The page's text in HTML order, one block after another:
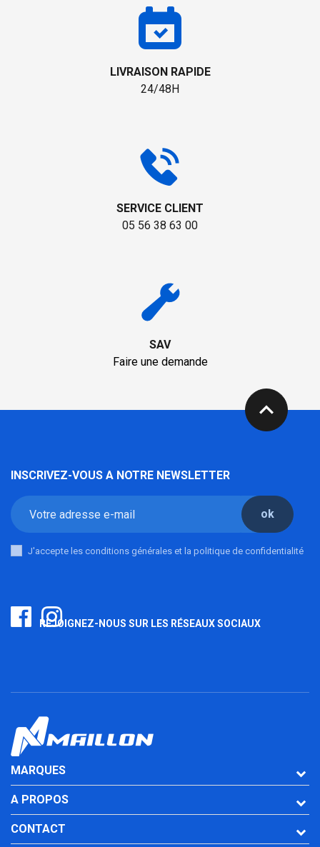
LIVRAISON RAPIDE
24/48H
SERVICE CLIENT
05 56 38 63 00
SAV
Faire une demande
expand_less
INSCRIVEZ-VOUS A NOTRE NEWSLETTER
ok
J'accepte les conditions générales et la politique de confidentialité
REJOIGNEZ-NOUS SUR LES RÉSEAUX SOCIAUX
MARQUES
A PROPOS
CONTACT